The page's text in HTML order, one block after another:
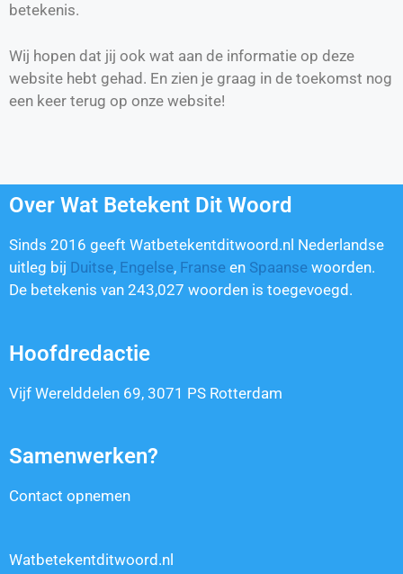
betekenis.
Wij hopen dat jij ook wat aan de informatie op deze
website hebt gehad. En zien je graag in de toekomst nog
een keer terug op onze website!
Over Wat Betekent Dit Woord
Sinds 2016 geeft Watbetekentditwoord.nl Nederlandse
uitleg bij Duitse, Engelse, Franse en Spaanse woorden.
De betekenis van 243,027 woorden is toegevoegd.
Hoofdredactie
Vijf Werelddelen 69, 3071 PS Rotterdam
Samenwerken?
Contact opnemen
Watbetekentditwoord.nl